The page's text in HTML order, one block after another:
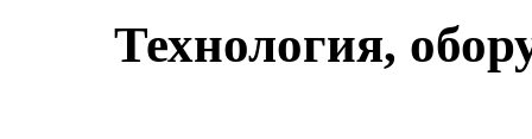
Технология,